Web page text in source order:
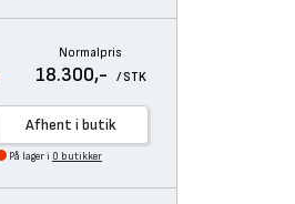
Normalpris
18.300,- / STK
Afhent i butik
På lager i 0 butikker